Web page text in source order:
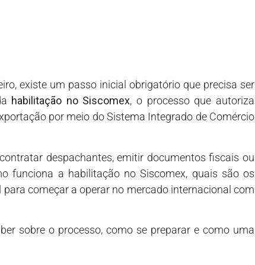
existe um passo inicial obrigatório que precisa ser
habilitação no Siscomex, o processo que autoriza
por meio do Sistema Integrado de Comércio
despachantes, emitir documentos fiscais ou
funciona a habilitação no Siscomex, quais são os
começar a operar no mercado internacional com
sobre o processo, como se preparar e como uma